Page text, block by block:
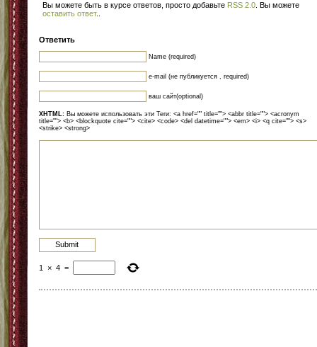
Вы можете быть в курсе ответов, просто добавьте RSS 2.0 . Вы можете
оставить ответ.
Ответить
Name (required)
e-mail (не публикуется , required)
ваш сайт(optional)
XHTML: Вы можете использовать эти Теги: <a href="" title=""> <abbr title=""> <acronym
title=""> <b> <blockquote cite=""> <cite> <code> <del datetime=""> <em> <i> <q cite=""> <s>
<strike> <strong>
1 × 4 =